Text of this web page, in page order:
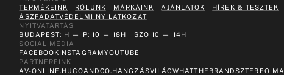
TERMÉKEINK
RÓLUNK MÁRKÁINK AJÁNLATOK HÍREK & TESZTEK
ÁSZFADATVÉDELMI NYILATKOZAT
NYITVATARTÁS
BUDAPEST: H — P: 10 — 18H | SZO 10 — 14H
SOCIAL MEDIA
FACEBOOKINSTAGRAMYOUTUBE
PARTNEREINK
AV-ONLINE.HUCOANDCO.HANGZÁSVILÁGWHATTHEBRANDSZTEREO